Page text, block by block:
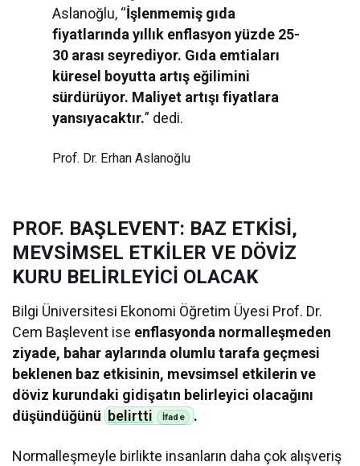
Aslanoğlu, “İşlenmemiş gıda
fiyatlarında yıllık enflasyon yüzde 25-
30 arası seyrediyor. Gıda emtiaları
küresel boyutta artış eğilimini
sürdürüyor. Maliyet artışı fiyatlara
yansıyacaktır.” dedi.
Prof. Dr. Erhan Aslanoğlu
PROF. BAŞLEVENT: BAZ ETKİSİ,
MEVSİMSEL ETKİLER VE DÖVİZ
KURU BELİRLEYİCİ OLACAK
Bilgi Üniversitesi Ekonomi Öğretim Üyesi Prof. Dr.
Cem Başlevent ise enflasyonda normalleşmeden
ziyade, bahar aylarında olumlu tarafa geçmesi
beklenen baz etkisinin, mevsimsel etkilerin ve
döviz kurundaki gidişatın belirleyici olacağını
düşündüğünü belirtti .
Normalleşmeyle birlikte insanların daha çok alışveriş